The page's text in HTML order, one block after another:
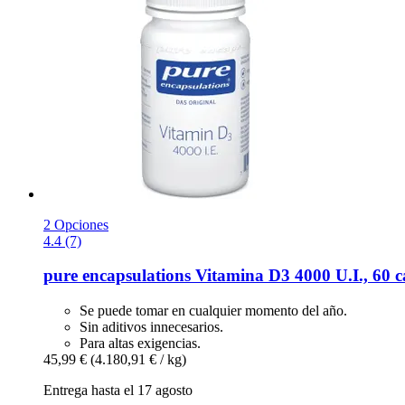
2 Opciones
4.4 (7)
pure encapsulations Vitamina D3 4000 U.I., 60
Se puede tomar en cualquier momento del año.
Sin aditivos innecesarios.
Para altas exigencias.
45,99 € (4.180,91 € / kg)
Entrega hasta el 17 agosto